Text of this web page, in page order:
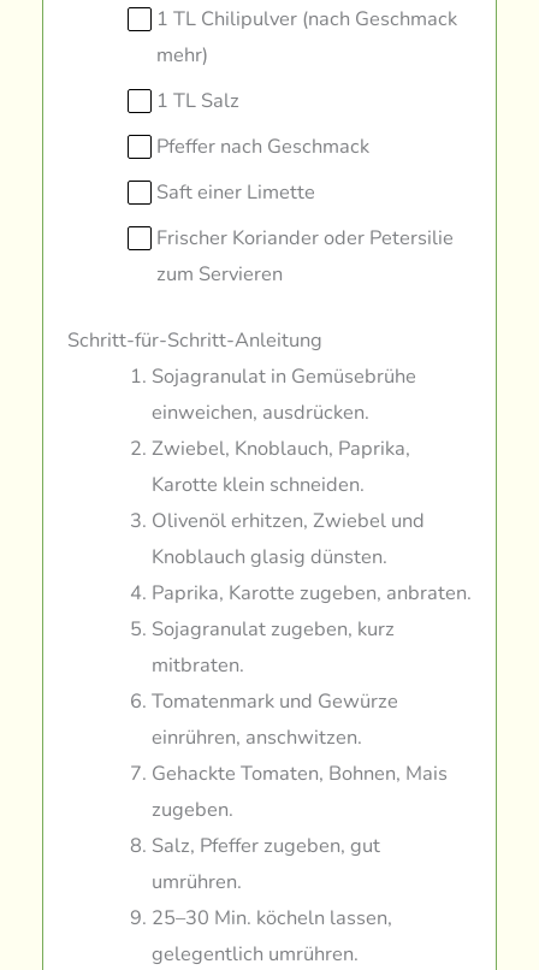
1 TL Chilipulver (nach Geschmack
mehr)
1 TL Salz
Pfeffer nach Geschmack
Saft einer Limette
Frischer Koriander oder Petersilie
zum Servieren
Schritt-für-Schritt-Anleitung
Sojagranulat in Gemüsebrühe
einweichen, ausdrücken.
Zwiebel, Knoblauch, Paprika,
Karotte klein schneiden.
Olivenöl erhitzen, Zwiebel und
Knoblauch glasig dünsten.
Paprika, Karotte zugeben, anbraten.
Sojagranulat zugeben, kurz
mitbraten.
Tomatenmark und Gewürze
einrühren, anschwitzen.
Gehackte Tomaten, Bohnen, Mais
zugeben.
Salz, Pfeffer zugeben, gut
umrühren.
25–30 Min. köcheln lassen,
gelegentlich umrühren.